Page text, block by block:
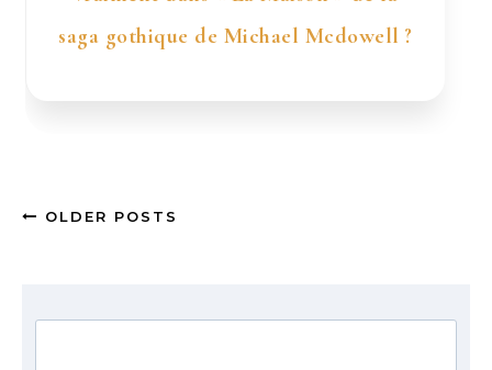
saga gothique de Michael Mcdowell ?
OLDER POSTS